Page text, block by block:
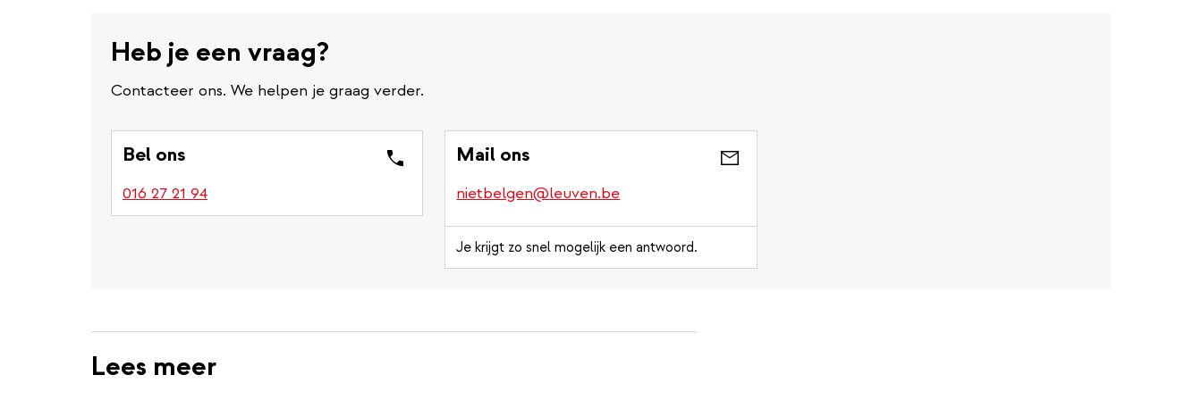
Heb je een vraag?
Contacteer ons. We helpen je graag verder.
Bel ons
016 27 21 94
Mail ons
nietbelgen@leuven.be
Je krijgt zo snel mogelijk een antwoord.
Lees meer